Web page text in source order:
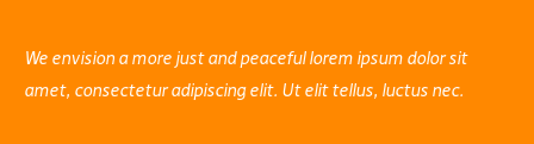
We envision a more just and peaceful lorem ipsum dolor sit
amet, consectetur adipiscing elit. Ut elit tellus, luctus nec.